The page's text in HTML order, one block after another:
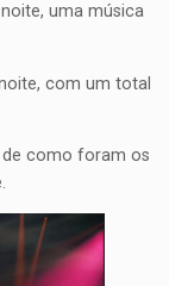
uma música
com um total
como foram os